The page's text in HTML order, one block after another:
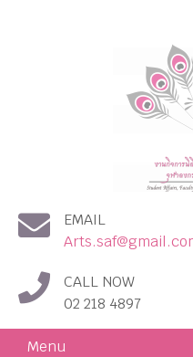
งานกิจการ
ศาสตร์
มหา
EMAIL
CALL NOW
02 218 4897
Menu